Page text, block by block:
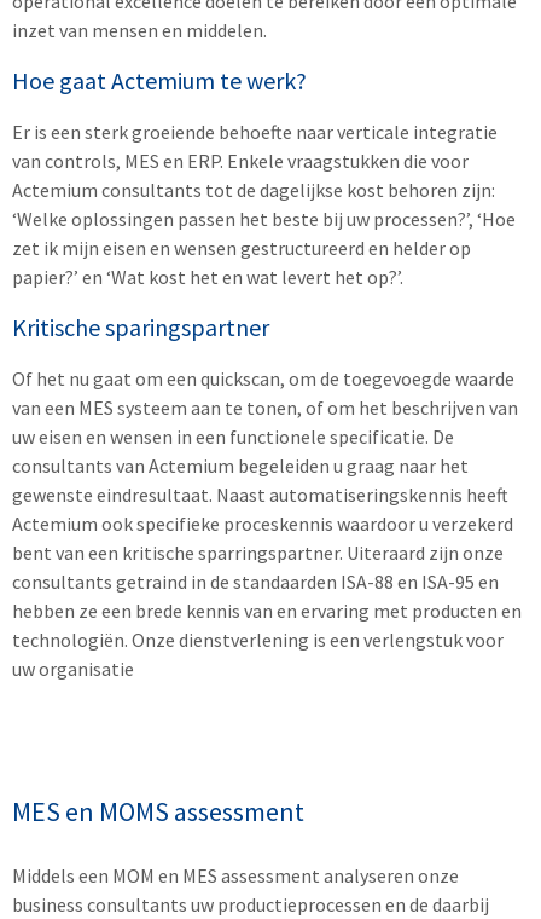
inzet van mensen en middelen.
Hoe gaat Actemium te werk?
Er is een sterk groeiende behoefte naar verticale integratie
van controls, MES en ERP. Enkele vraagstukken die voor
Actemium consultants tot de dagelijkse kost behoren zijn:
‘Welke oplossingen passen het beste bij uw processen?’, ‘Hoe
zet ik mijn eisen en wensen gestructureerd en helder op
papier?’ en ‘Wat kost het en wat levert het op?’.
Kritische sparingspartner
Of het nu gaat om een quickscan, om de toegevoegde waarde
van een MES systeem aan te tonen, of om het beschrijven van
uw eisen en wensen in een functionele specificatie. De
consultants van Actemium begeleiden u graag naar het
gewenste eindresultaat. Naast automatiseringskennis heeft
Actemium ook specifieke proceskennis waardoor u verzekerd
bent van een kritische sparringspartner. Uiteraard zijn onze
consultants getraind in de standaarden ISA-88 en ISA-95 en
hebben ze een brede kennis van en ervaring met producten en
technologiën. Onze dienstverlening is een verlengstuk voor
uw organisatie
MES en MOMS assessment
Middels een MOM en MES assessment analyseren onze
business consultants uw productieprocessen en de daarbij